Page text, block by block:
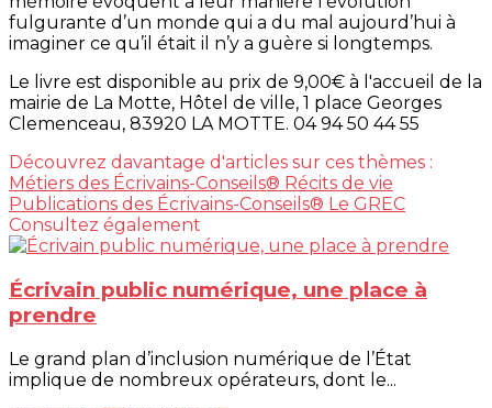
fulgurante d’un monde qui a du mal aujourd’hui à
imaginer ce qu’il était il n’y a guère si longtemps.
Le livre est disponible au prix de 9,00€ à l'accueil de la
mairie de La Motte, Hôtel de ville, 1 place Georges
Clemenceau, 83920 LA MOTTE. 04 94 50 44 55
Découvrez davantage d'articles sur ces thèmes :
Métiers des Écrivains-Conseils® Récits de vie
Publications des Écrivains-Conseils® Le GREC
Consultez également
Écrivain public numérique, une place à
prendre
Le grand plan d’inclusion numérique de l’État
implique de nombreux opérateurs, dont le...